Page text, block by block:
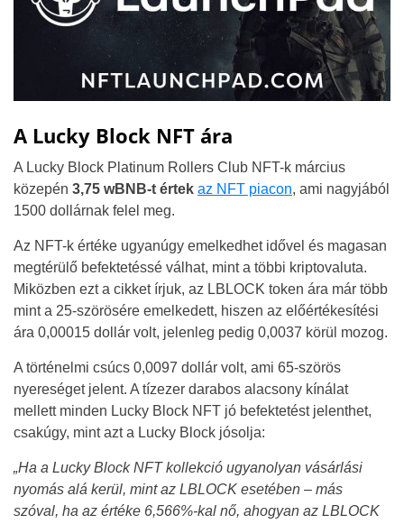
A Lucky Block NFT ára
A Lucky Block Platinum Rollers Club NFT-k március
közepén 3,75 wBNB-t értek az NFT piacon, ami nagyjából
1500 dollárnak felel meg.
Az NFT-k értéke ugyanúgy emelkedhet idővel és magasan
megtérülő befektetéssé válhat, mint a többi kriptovaluta.
Miközben ezt a cikket írjuk, az LBLOCK token ára már több
mint a 25-szörösére emelkedett, hiszen az előértékesítési
ára 0,00015 dollár volt, jelenleg pedig 0,0037 körül mozog.
A történelmi csúcs 0,0097 dollár volt, ami 65-szörös
nyereséget jelent. A tízezer darabos alacsony kínálat
mellett minden Lucky Block NFT jó befektetést jelenthet,
csakúgy, mint azt a Lucky Block jósolja:
„Ha a Lucky Block NFT kollekció ugyanolyan vásárlási
nyomás alá kerül, mint az LBLOCK esetében – más
szóval, ha az értéke 6,566%-kal nő, ahogyan az LBLOCK